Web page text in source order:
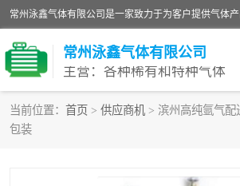
常州泳鑫气体有限公司
主营：各种稀有和特种气体
当前位置： 首页 > 供应商机 > 滨州高纯氩气配
包装
高纯氦气
高纯氩